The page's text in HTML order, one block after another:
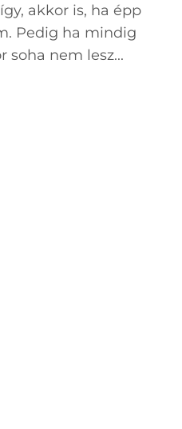
akkor is, ha épp
Pedig ha mindig
soha nem lesz...